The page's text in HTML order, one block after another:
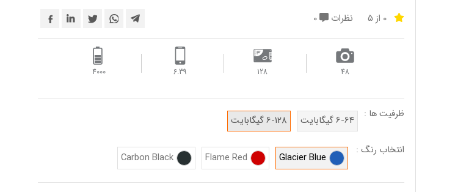
0 از 5 نظرات
48
128
6.39
4000 ‌
ظرفیت ها : 6-64 گیگابایت 6-128 گیگابایت
انتخاب رنگ :
Glacier Blue
Flame Red
Carbon Black